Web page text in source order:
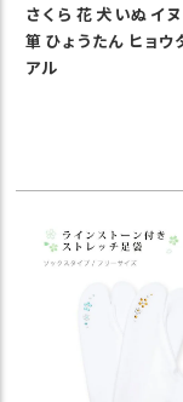
さくら 花 犬 いぬ イ
箪 ひょうたん ヒョウ
アル